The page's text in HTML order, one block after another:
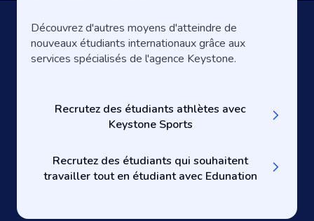
Découvrez d'autres moyens d'atteindre de
nouveaux étudiants internationaux grâce aux
services spécialisés de l'agence Keystone.
Recrutez des étudiants athlètes avec
Keystone Sports
Recrutez des étudiants qui souhaitent
travailler tout en étudiant avec Edunation